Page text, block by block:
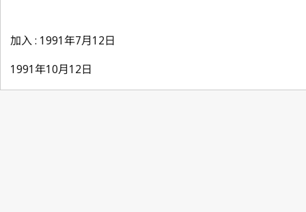
加入 : 1991年7月12日
1991年10月12日